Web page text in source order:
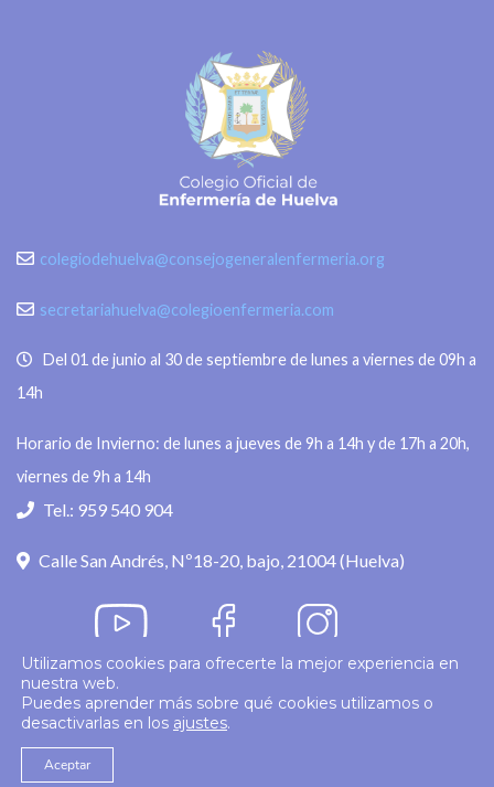
colegiodehuelva@consejogeneralenfermeria.org
secretariahuelva@colegioenfermeria.com
Del 01 de junio al 30 de septiembre de lunes a viernes de 09h a
14h
Horario de Invierno: de lunes a jueves de 9h a 14h y de 17h a 20h,
viernes de 9h a 14h
Tel.: 959 540 904
Calle San Andrés, Nº18-20, bajo, 21004 (Huelva)
© 2026 Colegio Enfermería Huelva
Utilizamos cookies para ofrecerte la mejor experiencia en
nuestra web.
Puedes aprender más sobre qué cookies utilizamos o
desactivarlas en los ajustes.
Aceptar